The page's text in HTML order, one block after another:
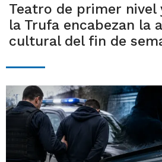
Teatro de primer nivel
la Trufa encabezan la
cultural del fin de